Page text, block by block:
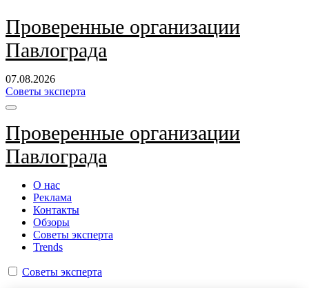
Перейти
к
содержанию
Проверенные организации
Павлограда
07.08.2026
Советы эксперта
Проверенные организации
Павлограда
О нас
Реклама
Контакты
Обзоры
Советы эксперта
Trends
Советы эксперта